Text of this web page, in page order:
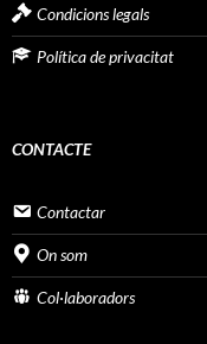
Condicions legals
Política de privacitat
CONTACTE
Contactar
On som
Col·laboradors